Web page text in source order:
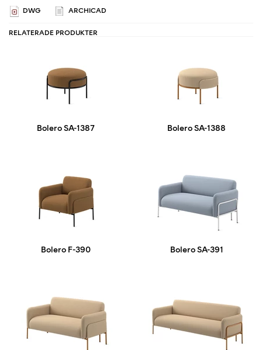
DWG ARCHICAD
RELATERADE PRODUKTER
Bolero SA-1387 Bolero SA-1388
Bolero F-390 Bolero SA-391